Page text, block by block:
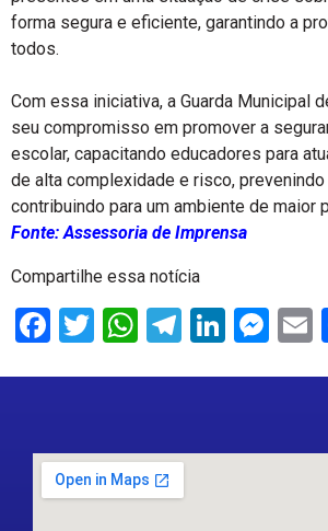
forma segura e eficiente, garantindo a
todos.
Com essa iniciativa, a Guarda Municipal
seu compromisso em promover a
escolar, capacitando educadores para
de alta complexidade e risco,
contribuindo para um ambiente de maior
Fonte: Assessoria de Imprensa
Compartilhe essa notícia
Facebook
Twitter
WhatsApp
Telegram